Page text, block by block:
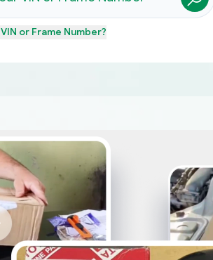
VIN or Frame Number?